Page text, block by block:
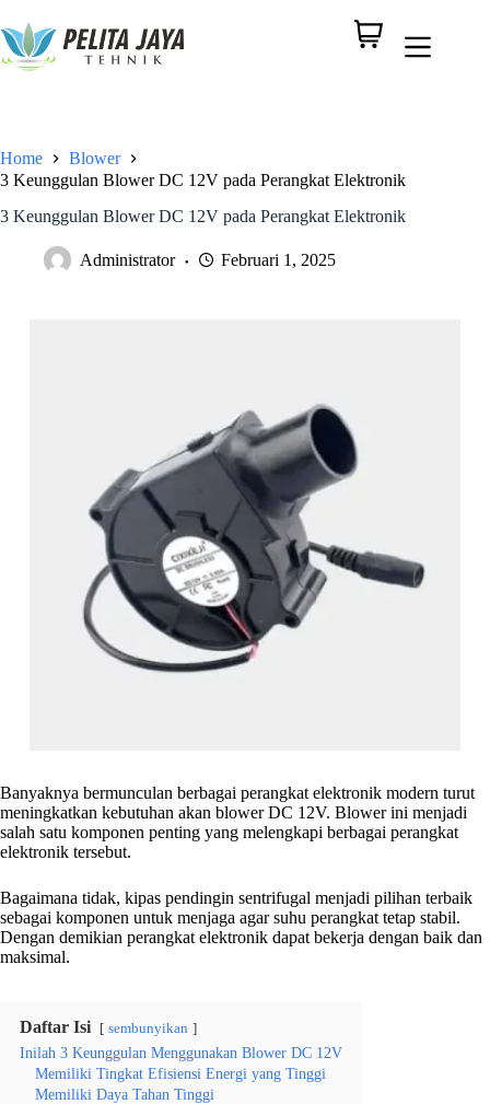
Home
Blower
3 Keunggulan Blower DC 12V pada Perangkat Elektronik
3 Keunggulan Blower DC 12V pada Perangkat Elektronik
Administrator Februari 1, 2025
Banyaknya bermunculan berbagai perangkat elektronik modern turut
meningkatkan kebutuhan akan blower DC 12V. Blower ini menjadi
salah satu komponen penting yang melengkapi berbagai perangkat
elektronik tersebut.
Bagaimana tidak, kipas pendingin sentrifugal menjadi pilihan terbaik
sebagai komponen untuk menjaga agar suhu perangkat tetap stabil.
Dengan demikian perangkat elektronik dapat bekerja dengan baik dan
maksimal.
Daftar Isi sembunyikan
Inilah 3 Keunggulan Menggunakan Blower DC 12V
Memiliki Tingkat Efisiensi Energi yang Tinggi
Memiliki Daya Tahan Tinggi